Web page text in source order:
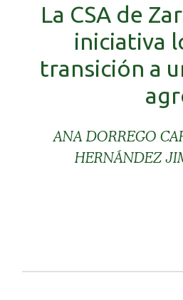
La CSA de
iniciativa
transición a
ANA DORREGO
HERNÁNDEZ